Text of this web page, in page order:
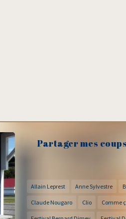
Partager mes
Allain Leprest Anne Sylvestre
Claude Nougaro Clio Comme